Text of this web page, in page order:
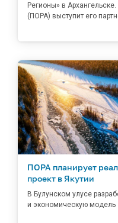
Регионы» в
(ПОРА) выступит его
ПОРА планирует
проект в Якутии
В Булунском улусе
и экономическую модель